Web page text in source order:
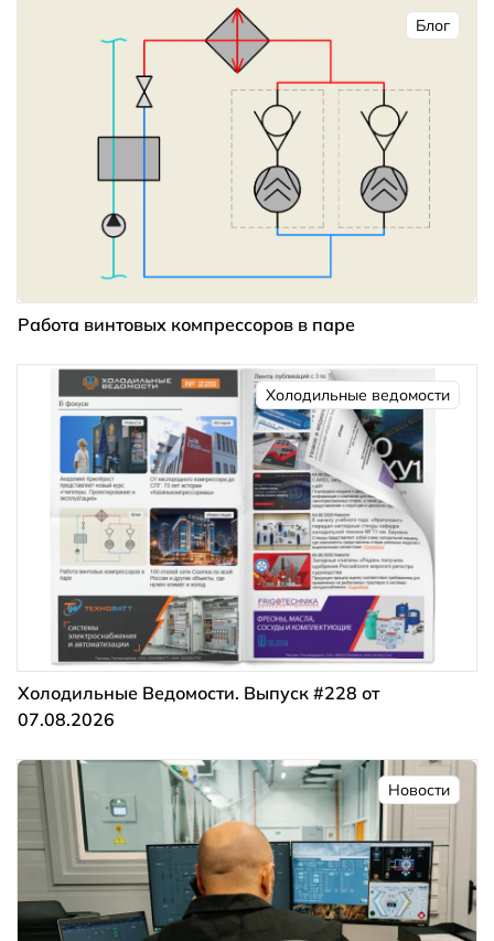
Блог
Работа винтовых компрессоров в паре
Холодильные ведомости
Холодильные Ведомости. Выпуск #228 от
07.08.2026
Новости